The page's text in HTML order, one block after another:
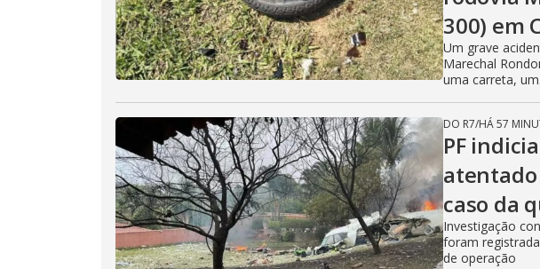
300) em
Um grave
Marechal
uma carreta,
DO R7/HÁ 57
PF
atentado
caso da
Investigação
foram
de operação